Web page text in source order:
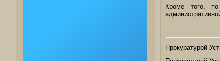
Кроме того, по
Прокуратурой